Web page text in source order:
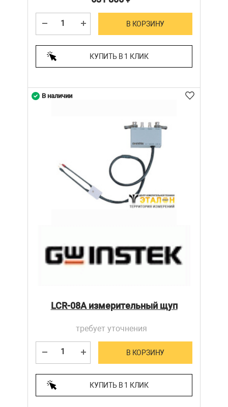
В КОРЗИНУ
КУПИТЬ В 1 КЛИК
LCR-08A измерительный щуп
требует уточнения
В КОРЗИНУ
КУПИТЬ В 1 КЛИК
В наличии